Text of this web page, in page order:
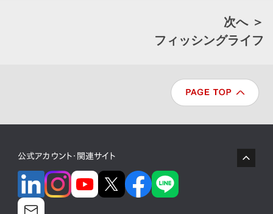
次へ ＞
フィッシングライフ
公式アカウント・関連サイト